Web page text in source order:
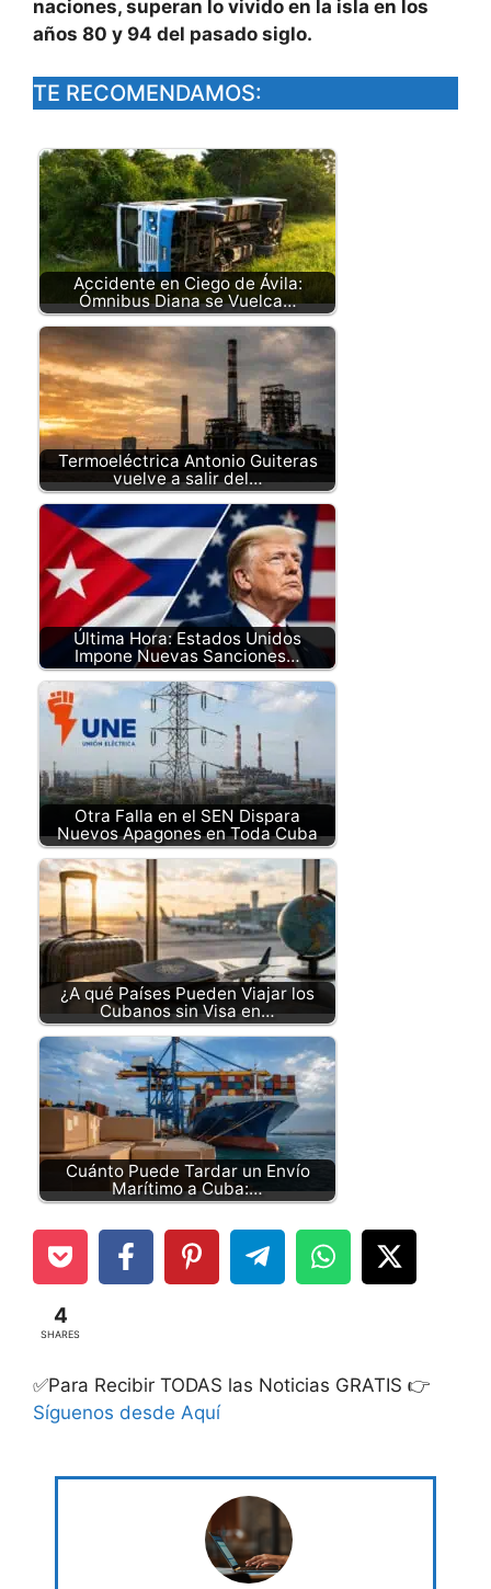
naciones, superan lo vivido en la isla en los
años 80 y 94 del pasado siglo.
TE RECOMENDAMOS:
Accidente en Ciego de Ávila:
Ómnibus Diana se Vuelca…
Termoeléctrica Antonio Guiteras
vuelve a salir del…
Última Hora: Estados Unidos
Impone Nuevas Sanciones…
Otra Falla en el SEN Dispara
Nuevos Apagones en Toda Cuba
¿A qué Países Pueden Viajar los
Cubanos sin Visa en…
Cuánto Puede Tardar un Envío
Marítimo a Cuba:…
4
SHARES
✅Para Recibir TODAS las Noticias GRATIS 👉
Síguenos desde Aquí